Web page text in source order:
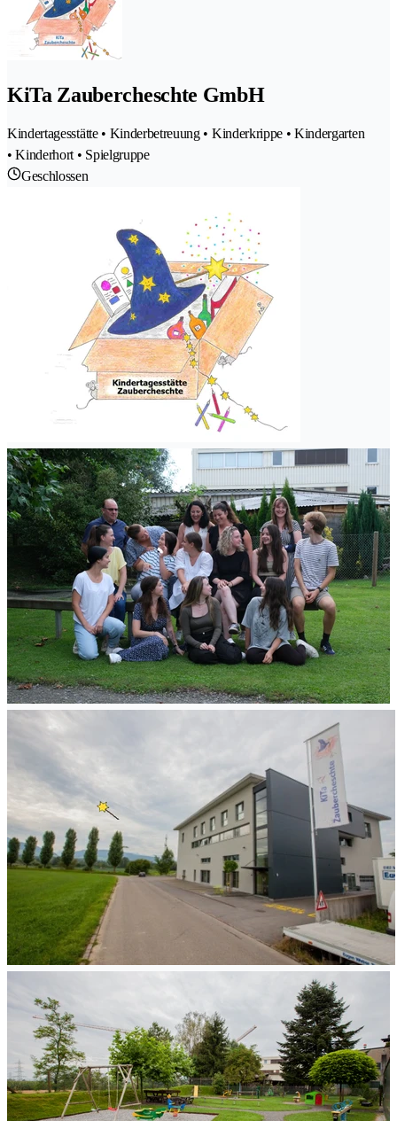
KiTa Zaubercheschte GmbH
Kindertagesstätte • Kinderbetreuung • Kinderkrippe • Kindergarten
• Kinderhort • Spielgruppe
Geschlossen